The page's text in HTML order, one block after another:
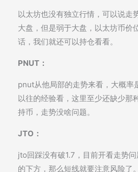
以太坊也没有独立行情，可以说走
大盘，但是弱于大盘，以太坊币价
话，我们就还可以持仓看看。
PNUT：
pnut从他局部的走势来看，大概率
以往的经验看，这里至少还缺少那
持币，走势没啥问题。
JTO：
jto回踩没有破1.7，目前开看走势
的下方，那么短线就要注意风险了。